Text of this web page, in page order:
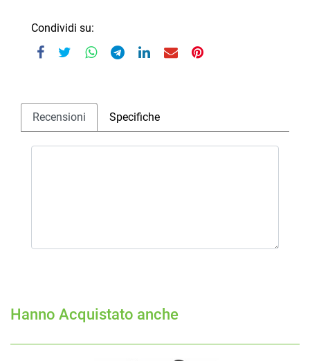
Condividi su:
Recensioni Specifiche
Hanno Acquistato anche